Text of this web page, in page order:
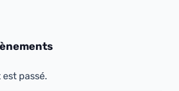
passé.